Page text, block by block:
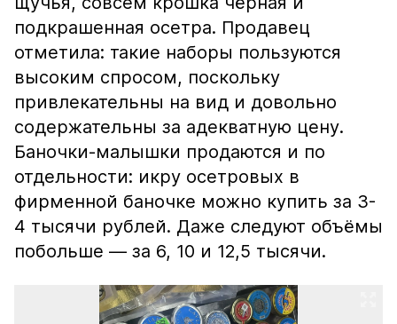
подкрашенная осетра. Продавец
отметила: такие наборы пользуются
высоким спросом, поскольку
привлекательны на вид и довольно
содержательны за адекватную цену.
Баночки-малышки продаются и по
отдельности: икру осетровых в
фирменной баночке можно купить за 3-
4 тысячи рублей. Даже следуют объёмы
побольше — за 6, 10 и 12,5 тысячи.